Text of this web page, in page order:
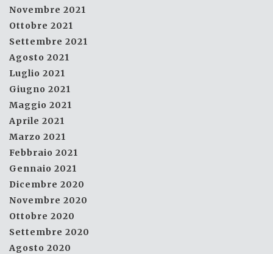
Novembre 2021
Ottobre 2021
Settembre 2021
Agosto 2021
Luglio 2021
Giugno 2021
Maggio 2021
Aprile 2021
Marzo 2021
Febbraio 2021
Gennaio 2021
Dicembre 2020
Novembre 2020
Ottobre 2020
Settembre 2020
Agosto 2020